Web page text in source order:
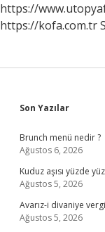
https://
https://kofa.com.tr
Sidebar
Son Yazılar
Brunch menü nedir ?
Ağustos 6, 2026
Kuduz aşısı yüzde
Ağustos 5, 2026
Avarız-i divaniye
Ağustos 5, 2026